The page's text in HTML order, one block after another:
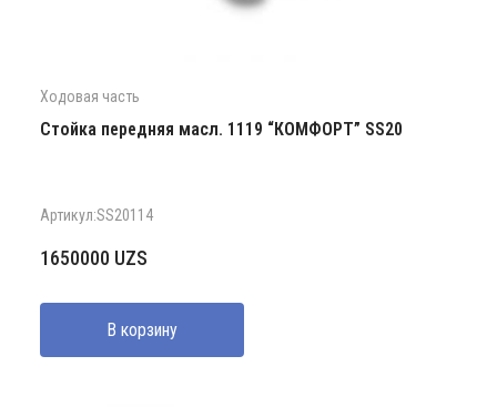
Ходовая часть
Стойка передняя масл. 1119 “КОМФОРТ” SS20
Артикул:SS20114
1650000 UZS
В корзину